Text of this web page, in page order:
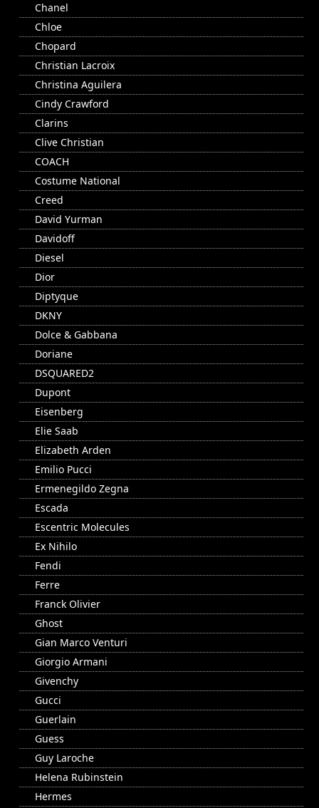
Chanel
Chloe
Chopard
Christian Lacroix
Christina Aguilera
Cindy Crawford
Clarins
Clive Christian
COACH
Costume National
Creed
David Yurman
Davidoff
Diesel
Dior
Diptyque
DKNY
Dolce & Gabbana
Doriane
DSQUARED2
Dupont
Eisenberg
Elie Saab
Elizabeth Arden
Emilio Pucci
Ermenegildo Zegna
Escada
Escentric Molecules
Ex Nihilo
Fendi
Ferre
Franck Olivier
Ghost
Gian Marco Venturi
Giorgio Armani
Givenchy
Gucci
Guerlain
Guess
Guy Laroche
Helena Rubinstein
Hermes